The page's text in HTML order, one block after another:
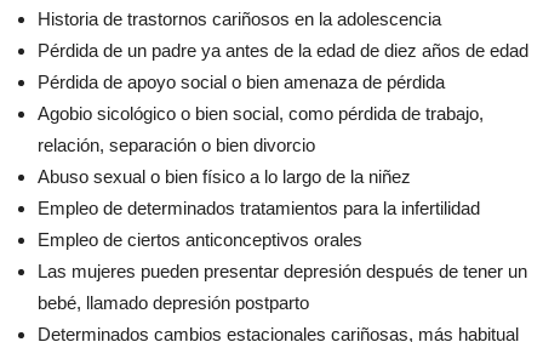
Historia de trastornos cariñosos en la adolescencia
Pérdida de un padre ya antes de la edad de diez años de edad
Pérdida de apoyo social o bien amenaza de pérdida
Agobio sicológico o bien social, como pérdida de trabajo,
relación, separación o bien divorcio
Abuso sexual o bien físico a lo largo de la niñez
Empleo de determinados tratamientos para la infertilidad
Empleo de ciertos anticonceptivos orales
Las mujeres pueden presentar depresión después de tener un
bebé, llamado depresión postparto
Determinados cambios estacionales cariñosas, más habitual